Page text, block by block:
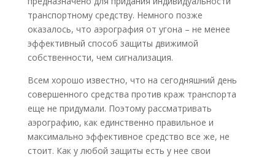
транспортному средству. Немного позже
оказалось, что аэрография от угона – не менее
эффективный способ защиты движимой
собственности, чем сигнализация.
Всем хорошо известно, что на сегодняшний день
совершенного средства против краж транспорта
еще не придумали. Поэтому рассматривать
аэрографию, как единственно правильное и
максимально эффективное средство все же, не
стоит. Как у любой защиты есть у нее свои